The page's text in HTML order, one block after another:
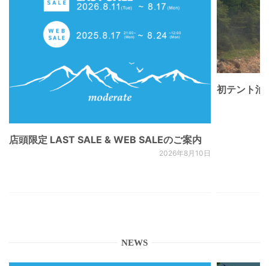
店頭限定 LAST SALE & WEB SALEのご案内
2026年8月10日
初テント
NEWS